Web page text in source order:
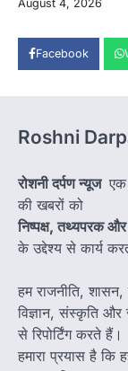
August 4, 2026
Facebook
Roshni
रोशनी दर्पण न्यूज एक
की खबरों को
निष्पक्ष, तथ्यपरक और
के उद्देश्य से कार्य
हम राजनीति,
विज्ञान, संस्कृति और
से रिपोर्टिंग करते हैं।
हमारा प्रयास है कि